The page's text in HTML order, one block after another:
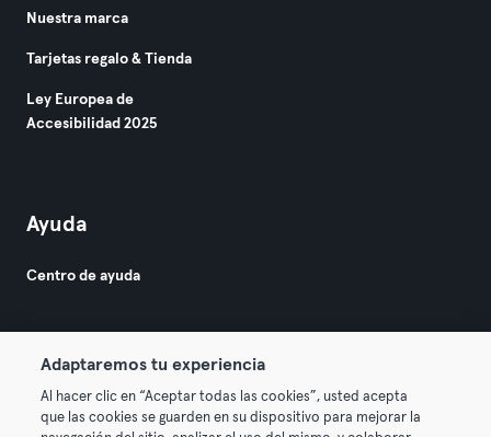
Nuestra marca
Tarjetas regalo & Tienda
Ley Europea de
Accesibilidad 2025
Ayuda
Centro de ayuda
© 2026 Urban Sports Group GmbH. All rights reserved.
Adaptaremos tu experiencia
Al hacer clic en “Aceptar todas las cookies”, usted acepta
que las cookies se guarden en su dispositivo para mejorar la